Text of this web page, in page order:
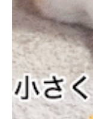
いぬ部を